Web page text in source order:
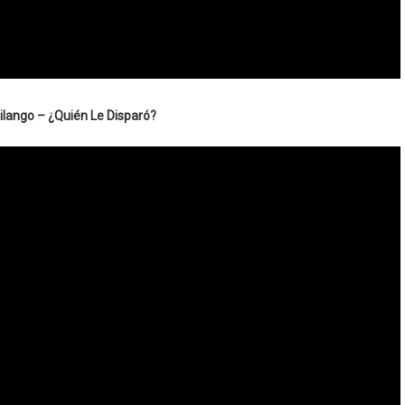
– ¿Quién Le Disparó?